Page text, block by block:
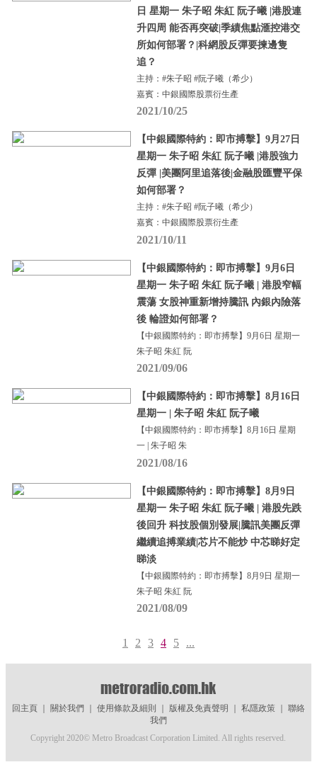
日 星期一 朱子昭 朱紅 阮子曦 |港股連
升四周 能否再突破|季績焦點滙控港交
所如何部署？|科網股反彈要揀邊隻
追？
主持：#朱子昭 #阮子曦（希少）
嘉賓：中銀國際股票衍生產
2021/10/25
【中銀國際特約：即市搏擊】9月27日
星期一 朱子昭 朱紅 阮子曦 |港股強力
反彈 |美團阿里追落後|金融股匯豐平保
如何部署？
主持：#朱子昭 #阮子曦（希少）
嘉賓：中銀國際股票衍生產
2021/10/11
【中銀國際特約：即市搏擊】9月6日
星期一 朱子昭 朱紅 阮子曦 | 港股窄幅
震蕩 女股神重新增持騰訊 內銀內險落
後 輪證如何部署？
【中銀國際特約：即市搏擊】9月6日 星期一
朱子昭 朱紅 阮
2021/09/06
【中銀國際特約：即市搏擊】8月16日
星期一 | 朱子昭 朱紅 阮子曦
【中銀國際特約：即市搏擊】8月16日 星期
一 | 朱子昭 朱
2021/08/16
【中銀國際特約：即市搏擊】8月9日
星期一 朱子昭 朱紅 阮子曦 | 港股先跌
後回升 科技股個別發展|騰訊美團反彈
繼續追搏業績|芯片不能炒 中芯睇好定
睇淡
【中銀國際特約：即市搏擊】8月9日 星期一
朱子昭 朱紅 阮
2021/08/09
1 2 3 4 5 ...
回主頁｜ 關於我們 使用條款及細則 版權及免責聲明 私隱政策｜ 聯絡
我們
Copyright 2020© Metro Broadcast Corporation Limited. All rights reserved.